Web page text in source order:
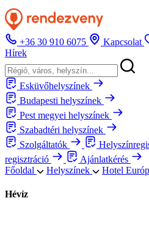
+36 30 910 6075 Kapcsolat
Hírek
Esküvőhelyszínek
Budapesti helyszínek
Pest megyei helyszínek
Szabadtéri helyszínek
Szolgáltatók
regisztráció
Ajánlatkérés
Főoldal
Helyszínek Hotel
Hévíz